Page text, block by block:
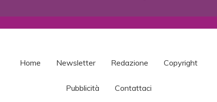
Home Newsletter Redazione Copyright
Pubblicità Contattaci